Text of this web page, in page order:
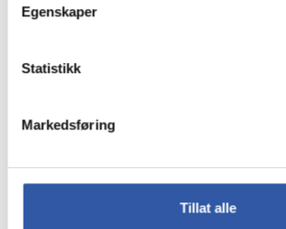
Egenskaper
Statistikk
Markedsføring
Tillat alle